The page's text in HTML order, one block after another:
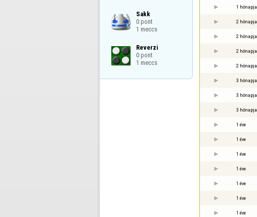
Sakk
0 pont
1 meccs
Reverzi
0 pont
1 meccs
1 hónapja
2 hónapja
2 hónapja
2 hónapja
2 hónapja
3 hónapja
3 hónapja
3 hónapja
1 éve
1 éve
1 éve
1 éve
1 éve
1 éve
1 éve